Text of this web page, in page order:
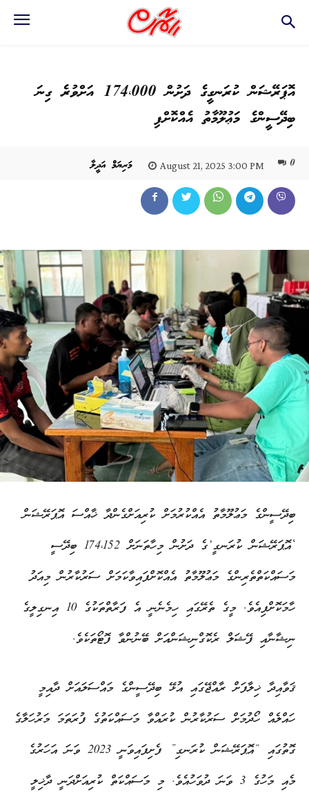
އޮޕަރޭޝަން ކުރަނގީގެ ދަށުން 174،000 އަށްވުރެ ގިނަ
ބިދޭސީންގެ މަޢުލޫމާތު އެއްކޮށްފި
މަރިޔަމް އަދީލާ August 21, 2025 3:00 PM 0
ބިދޭސީންގެ މަޢުލޫމާތު އެއްކުރުމަށް ކުރިއަށްގެންދާ ޚާއްސަ އޮޕަރޭޝަން
‘އޮޕަރޭޝަން ކުރަނގީ’ގެ ދަށުން މިހާތަނަށް 174،152 ބިދޭސީ
މަސައްކަތްތެރިންގެ މަޢުލޫމާތު އެއްކޮށްފައިވާކަމަށް ސަރުކާރުން މިއަދު
ހާމަކޮށްފިއެވެ. މީގެ ތެރޭގައި ހިމެނެނީ އެ ފަރާތްތަކުގެ 10 އިނގިލީގެ
ނިޝާނާއި ފޭޝަލް ރެކޮގްނިޝަންއަށް ބޭނުންވާ ފޮޓޯތަކެވެ.
ޤަވާއިދާ ޚިލާފަށް ރާއްޖޭގައި އުޅޭ ބިދޭސީންގެ މައްސަލައަށް ދާއިމީ
ހައްލެއް ހޯދުމަށް ސަރުކާރުން ކުރައްވާ މަސައްކަތުގެ ފުރަތަމަ މަރުހަލާގެ
ގޮތުގައި “އޮޕަރޭޝަން ކުރަނގި” ފެށިފައިވަނީ 2023 ވަނަ އަހަރުގެ
މެއި މަހުގެ 3 ވަނަ ދުވަހުއެވެ. މި މަސައްކަތް ކުރިއަށްދަނީ ދާޚިލީ